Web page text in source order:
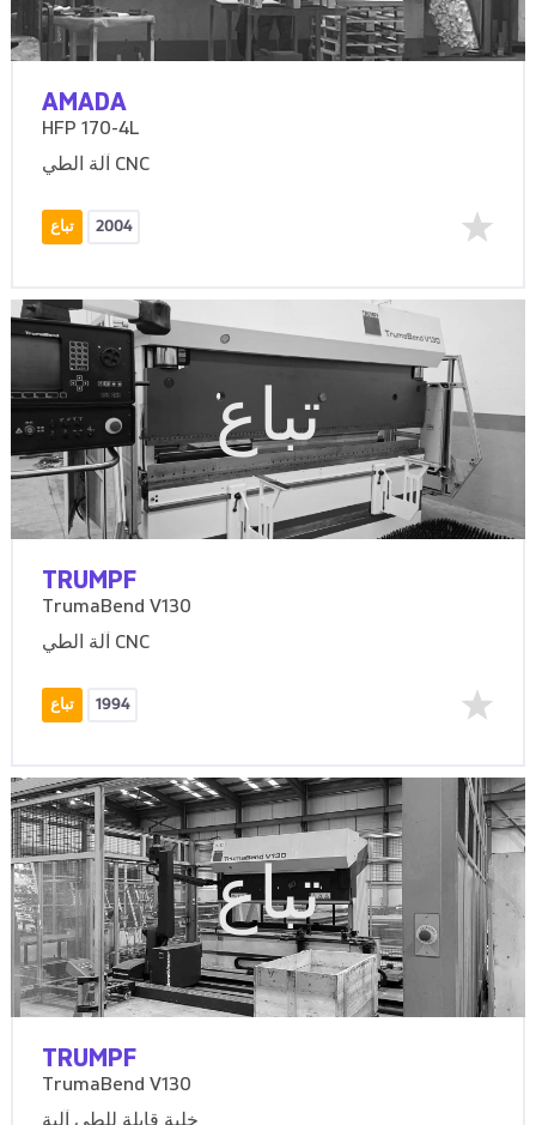
AMADA
HFP 170-4L
آلة الطي CNC
تباع 2004
تباع
TRUMPF
TrumaBend V130
آلة الطي CNC
تباع 1994
تباع
TRUMPF
TrumaBend V130